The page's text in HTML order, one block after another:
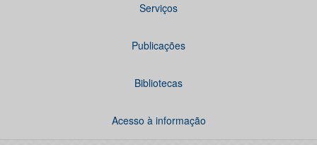
Serviços
Publicações
Bibliotecas
Acesso à informação